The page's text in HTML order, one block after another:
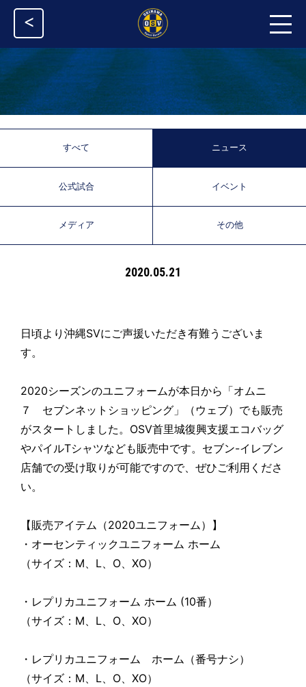
<
すべて ニュース
公式試合 イベント
メディア その他
2020.05.21
日頃より沖縄SVにご声援いただき有難うございま
す。
2020シーズンのユニフォームが本日から「オムニ
７ セブンネットショッピング」（ウェブ）でも販売
がスタートしました。OSV首里城復興支援エコバッグ
やパイルTシャツなども販売中です。セブン-イレブン
店舗での受け取りが可能ですので、ぜひご利用くださ
い。
【販売アイテム（2020ユニフォーム）】
・オーセンティックユニフォーム ホーム
（サイズ：M、L、O、XO）
・レプリカユニフォーム ホーム (10番）
（サイズ：M、L、O、XO）
・レプリカユニフォーム ホーム（番号ナシ）
（サイズ：M、L、O、XO）